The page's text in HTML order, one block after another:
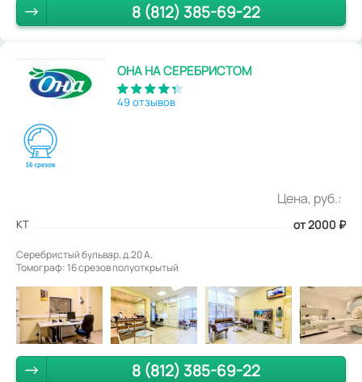
8 (812) 385-69-22
ОНА НА СЕРЕБРИСТОМ
49 отзывов
Цена, руб.:
КТ от 2000 ₽
Серебристый бульвар, д.20 А.
Томограф: 16 срезов полуоткрытый
8 (812) 385-69-22